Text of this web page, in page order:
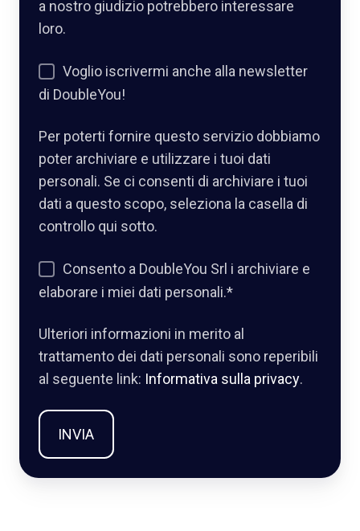
a nostro giudizio potrebbero interessare
loro.
Voglio iscrivermi anche alla newsletter
di DoubleYou!
Per poterti fornire questo servizio dobbiamo
poter archiviare e utilizzare i tuoi dati
personali. Se ci consenti di archiviare i tuoi
dati a questo scopo, seleziona la casella di
controllo qui sotto.
Consento a DoubleYou Srl i archiviare e
elaborare i miei dati personali.*
Ulteriori informazioni in merito al
trattamento dei dati personali sono reperibili
al seguente link: Informativa sulla privacy.